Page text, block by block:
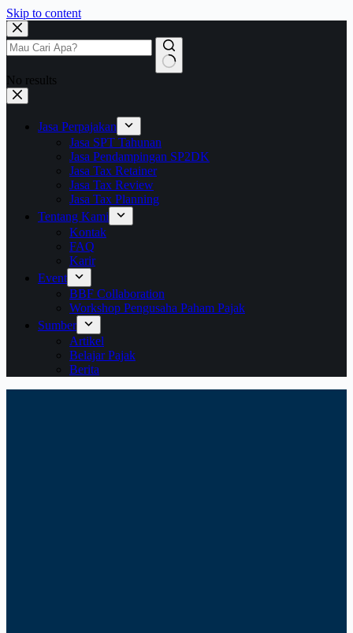
Skip to content
No results
Jasa Perpajakan
Jasa SPT Tahunan
Jasa Pendampingan SP2DK
Jasa Tax Retainer
Jasa Tax Review
Jasa Tax Planning
Tentang Kami
Kontak
FAQ
Karir
Event
BBF Collaboration
Workshop Pengusaha Paham Pajak
Sumber
Artikel
Belajar Pajak
Berita